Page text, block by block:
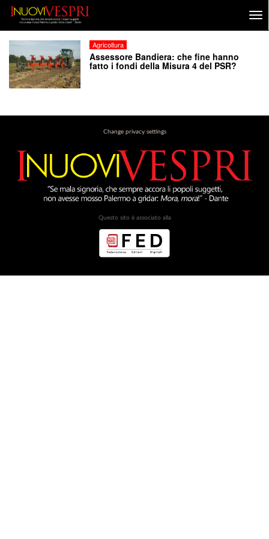
Agricoltura
Assessore Bandiera: che fine hanno
fatto i fondi della Misura 4 del PSR?
Change privacy settings
Questo sito è associato alla